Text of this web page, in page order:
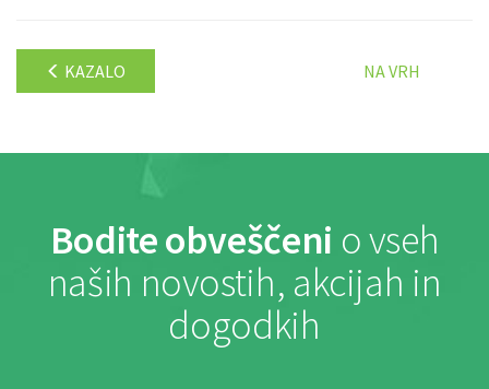
KAZALO NA VRH
Bodite obveščeni o vseh
naših novostih, akcijah in
dogodkih